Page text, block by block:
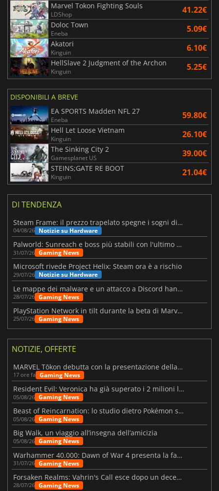
Marvel Tokon Fighting Souls
LDShop 41.22€
Doloc Town
Eneba 5.09€
Akatori
Kinguin 6.10€
HellSlave 2 Judgment of the Archon
Kinguin 5.25€
DISPONIBILI A BREVE
EA SPORTS Madden NFL 27
Eneba 59.80€
Hell Let Loose Vietnam
Kinguin 26.10€
The Sinking City 2
Gamesplanet US 39.00€
STEINS;GATE RE BOOT
Kinguin 21.04€
DI TENDENZA
Steam Frame: il prezzo trapelato spegne i sogni di un VR economico
04/08/26 Notizie su Hardware
Palworld: Sunreach e boss più stabili con l'ultimo update
31/07/26 Gaming News
Microsoft rivede Project Helix: Steam ora è a rischio
29/07/26 Notizie su Hardware
Le mappe dei malware e un attacco a Discord hanno colpito Meccha Chameleon
28/07/26 Gaming News
PlayStation Network in tilt durante la beta di Marvel Tōkon
25/07/26 Gaming News
NOTIZIE, OFFERTE
MARVEL Tōkon debutta con la presentazione della roadmap per il primo anno
17 ore fa Gaming News
Resident Evil: Veronica ha già superato i 2 milioni liste dei desideri
05/08/26 Gaming News
Beast of Reincarnation: lo studio dietro Pokémon su una nuova strada
05/08/26 Gaming News
Big Walk, un viaggio all’insegna dell’amicizia
05/08/26 Gaming News
Warhammer 40.000: Dawn of War 4 presenta la fazione dei Necron
31/07/26 Gaming News
Forsaken Realms: Vahrin's Call esce dopo un decennio di sviluppo
28/07/26 Gaming News